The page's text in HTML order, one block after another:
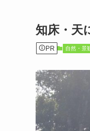
知床・天
PR 自然・景